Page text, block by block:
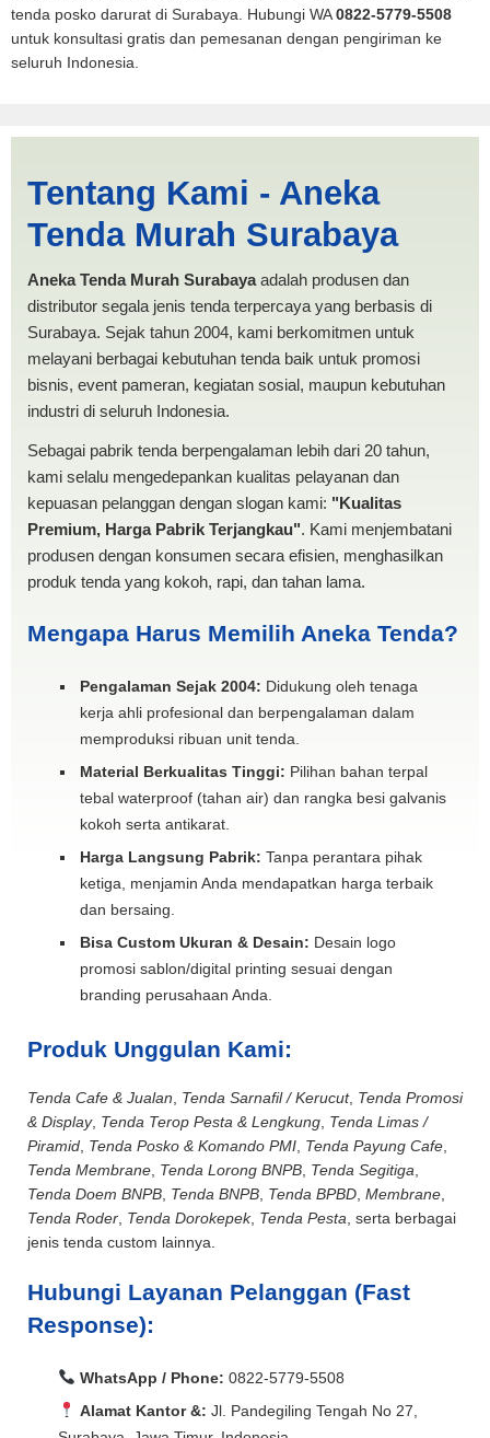
tenda posko darurat di Surabaya. Hubungi WA0822-5779-5508
untuk konsultasi gratis dan pemesanan dengan pengiriman ke
seluruh Indonesia.
PRODUKSI ANEKA TENDA
MURAH
Tentang Kami - Aneka
Tenda Murah Surabaya
Aneka Tenda Murah Surabayaadalah produsen dan
distributor segala jenis tenda terpercaya yang berbasis di
Surabaya. Sejak tahun 2004, kami berkomitmen untuk
melayani berbagai kebutuhan tenda baik untuk promosi
bisnis, event pameran, kegiatan sosial, maupun kebutuhan
industri di seluruh Indonesia.
Sebagai pabrik tenda berpengalaman lebih dari 20 tahun,
kami selalu mengedepankan kualitas pelayanan dan
kepuasan pelanggan dengan slogan kami: "Kualitas
Premium, Harga Pabrik Terjangkau". Kami menjembatani
produsen dengan konsumen secara efisien, menghasilkan
produk tenda yang kokoh, rapi, dan tahan lama.
Mengapa Harus Memilih Aneka Tenda?
Pengalaman Sejak 2004: Didukung oleh tenaga
kerja ahli profesional dan berpengalaman dalam
memproduksi ribuan unit tenda.
Material Berkualitas Tinggi: Pilihan bahan terpal
tebal waterproof (tahan air) dan rangka besi galvanis
kokoh serta antikarat.
Harga Langsung Pabrik: Tanpa perantara pihak
ketiga, menjamin Anda mendapatkan harga terbaik
dan bersaing.
Bisa Custom Ukuran & Desain: Desain logo
promosi sablon/digital printing sesuai dengan
branding perusahaan Anda.
Produk Unggulan Kami:
Tenda Cafe & Jualan Tenda Sarnafil / Kerucut, Tenda Promosi
& Display, Tenda Terop Pesta & Lengkung Tenda Limas /
Piramid Tenda Posko & Komando PMI Tenda Payung Cafe
Tenda Membrane Tenda Lorong BNPB Tenda Segitiga
Tenda Doem BNPB Tenda BNPB Tenda BPBD Membrane
Tenda Roder Tenda Dorokepek, Tenda Pesta , serta berbagai
jenis tenda custom lainnya.
Hubungi Layanan Pelanggan (Fast
Response):
WhatsApp / Phone: 0822-5779-5508
Alamat Kantor &: Jl. Pandegiling Tengah No 27,